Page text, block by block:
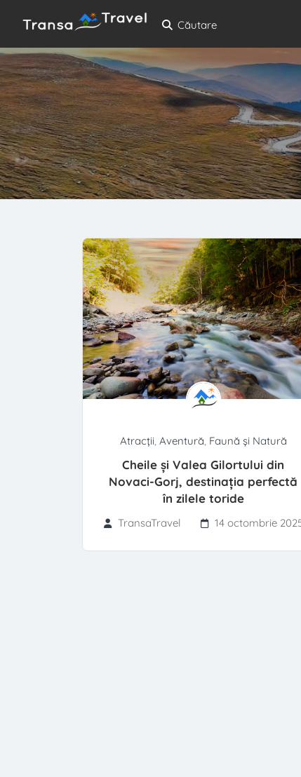
Căutare
Atracții, Aventură Faună și Natură
Cheile și Valea Gilortului din
Novaci-Gorj, destinația perfectă
în zilele toride
TransaTravel 14 octombrie